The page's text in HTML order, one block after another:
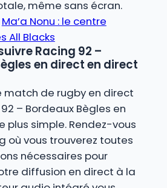
même sans écran.
Ma’a Nonu : le centre
All Blacks
Racing 92 –
en direct en direct
match de rugby en direct
– Bordeaux Bègles en
plus simple. Rendez-vous
où vous trouverez toutes
nécessaires pour
diffusion en direct à la